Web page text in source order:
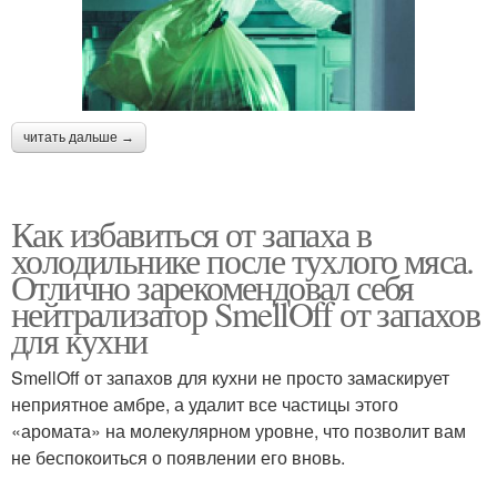
читать дальше →
Как избавиться от запаха в
холодильнике после тухлого мяса.
Отлично зарекомендовал себя
нейтрализатор SmellOff от запахов
для кухни
SmellOff от запахов для кухни не просто замаскирует
неприятное амбре, а удалит все частицы этого
«аромата» на молекулярном уровне, что позволит вам
не беспокоиться о появлении его вновь.